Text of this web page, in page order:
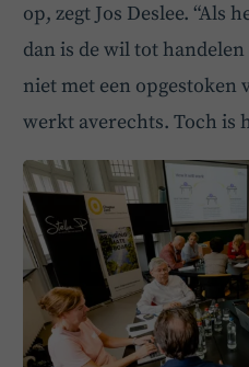
op, zegt Jos Deslee. “Als
dan is de wil tot handelen
niet met een opgestoken
werkt averechts. Toch is
BoardBuddy
Hey! Heb je een vraag over
ze gerust!